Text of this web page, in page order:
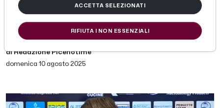
“Vogliamo preparare al meglio la
gara con l'Ascoli”
di Redazione Picenotime
domenica 10 agosto 2025
ACCETTA SELEZIONATI
RIFIUTA I NON ESSENZIALI